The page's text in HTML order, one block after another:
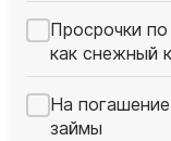
Просрочки
как снежный
На
займы